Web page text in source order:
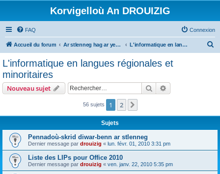
Korvigelloù An DROUIZIG
FAQ Connexion
Accueil du forum Ar stlenneg hag ar yezhoù bihan er bed a-bezh L'informatique en langues régionales et minoritaires
c
r
L'informatique en langues régionales et
minoritaires
Nouveau sujet Rechercher
56 sujets 1 2
Sujets
Pennadoù-skrid diwar-benn ar stlenneg
Dernier message par drouizig « lun. févr. 01, 2010 3:31 pm
Liste des LIPs pour Office 2010
Dernier message par drouizig « ven. janv. 22, 2010 5:35 pm